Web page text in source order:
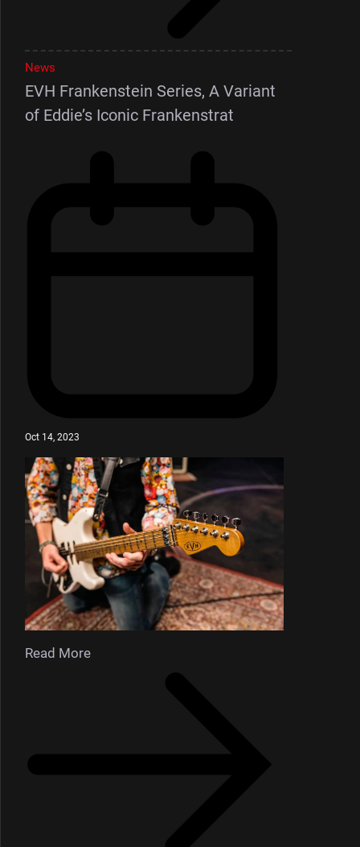
News
EVH Frankenstein Series, A Variant
of Eddie’s Iconic Frankenstrat
Oct 14, 2023
Read More